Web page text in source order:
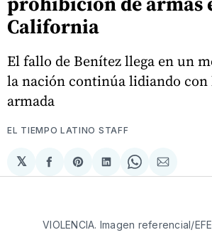
California
El fallo de Benítez llega en un
la nación continúa lidiando
armada
EL TIEMPO LATINO STAFF
𝕏
Compartir
en
Share
on
Compartir
en
Share
on
via
VIOLENCIA. Imagen referencial/EFE